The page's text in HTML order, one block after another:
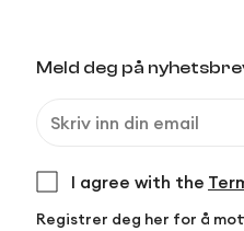
Meld deg på
I agree with the
Registrer deg her for å